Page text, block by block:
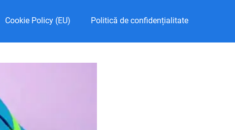
Cookie Policy (EU) Politică de confidențialitate